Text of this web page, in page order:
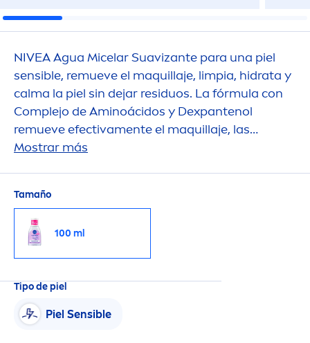
NIVEAAgua Micelar Suavizante para una piel
sensible, remueve el maquillaje, limpia, hidrata y
calma la piel sin dejar residuos. La fórmula con
Complejo de Aminoácidos y Dexpantenol
remueve efectivamente el maquillaje, las
impurezas y suciedad con solo algunas
Mostrar más
Tamaño
100 ml
Tipo de piel
Piel Sensible